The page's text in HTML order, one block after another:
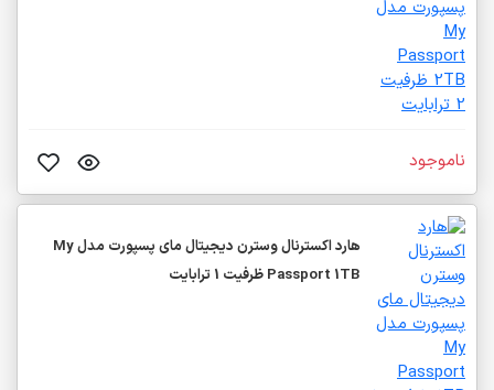
ناموجود
هارد اکسترنال وسترن دیجیتال مای پسپورت مدل My
Passport 1TB ظرفیت 1 ترابایت